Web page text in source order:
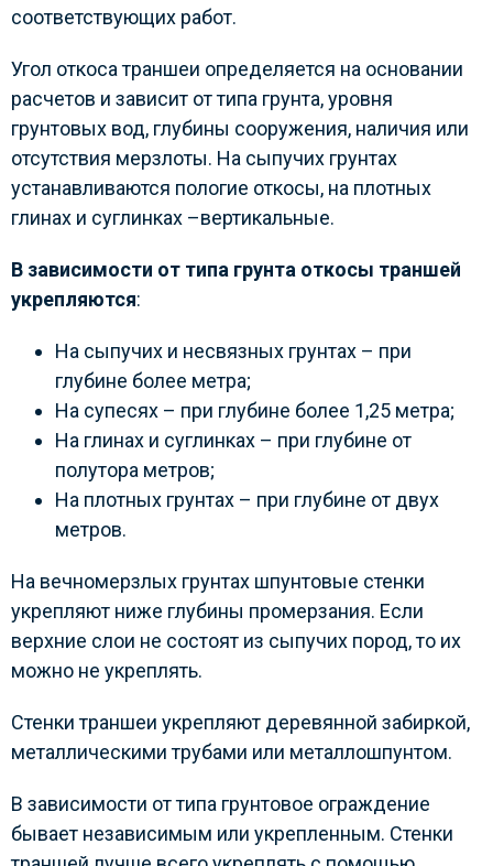
соответствующих работ.
Угол откоса траншеи определяется на основании
расчетов и зависит от типа грунта, уровня
грунтовых вод, глубины сооружения, наличия или
отсутствия мерзлоты. На сыпучих грунтах
устанавливаются пологие откосы, на плотных
глинах и суглинках –вертикальные.
В зависимости от типа грунта откосы траншей
укрепляются:
На сыпучих и несвязных грунтах – при
глубине более метра;
На супесях – при глубине более 1,25 метра;
На глинах и суглинках – при глубине от
полутора метров;
На плотных грунтах – при глубине от двух
метров.
На вечномерзлых грунтах шпунтовые стенки
укрепляют ниже глубины промерзания. Если
верхние слои не состоят из сыпучих пород, то их
можно не укреплять.
Стенки траншеи укрепляют деревянной забиркой,
металлическими трубами или металлошпунтом.
В зависимости от типа грунтовое ограждение
бывает независимым или укрепленным. Стенки